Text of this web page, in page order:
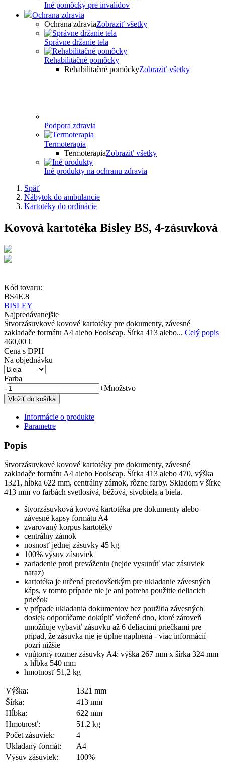
Iné pomôcky pre invalidov
Ochrana zdravia
Ochrana zdraviaZobraziť všetky
Správne držanie tela
Rehabilitačné pomôcky
Rehabilitačné pomôckyZobraziť všetky
Podpora zdravia
Termoterapia
TermoterapiaZobraziť všetky
Iné produkty na ochranu zdravia
Späť
Nábytok do ambulancie
Kartotéky do ordinácie
Kovová kartotéka Bisley BS, 4-zásuvková
Kód tovaru:
BS4E.8
BISLEY
Najpredávanejšie
Štvorzásuvkové kovové kartotéky pre dokumenty, závesné
zakladače formátu A4 alebo Foolscap. Šírka 413 alebo... Celý popis
460,00 €
Cena s DPH
Na objednávku
Farba
-
+Množstvo
Informácie o produkte
Parametre
Popis
Štvorzásuvkové kovové kartotéky pre dokumenty, závesné
zakladače formátu A4 alebo Foolscap. Šírka 413 alebo 470, výška
1321, hĺbka 622 mm, centrálny zámok, rôzne farby. Skladom v šírke
413 mm vo farbách svetlosivá, béžová, sivobiela a biela.
štvorzásuvková kovová kartotéka pre dokumenty alebo
závesné kapsy formátu A4
zvarovaný korpus kartotéky
centrálny zámok
nosnosť jednej zásuvky 45 kg
100% výsuv zásuviek
zariadenie proti preváženiu (nejde vysunúť viac zásuviek
naraz)
kartotéka je určená predovšetkým pre ukladanie závesných
káps, v tomto prípade nie je ani potreba použitie deliacich
priečok
v prípade ukladania dokumentov bez použitia závesných
dosiek odporúčame dokúpiť vložené dno, ktoré zároveň
umožňuje vybaviť zásuvku až 6 deliacimi priečkami pre
prípad, že zásuvka nie je úplne naplnená - viac informácií
pozri nižšie
vnútorný rozmer zásuvky A4: výška 267 mm x šírka 324 mm
x hĺbka 540 mm
hmotnosť 51,2 kg
Výška:
1321 mm
Šírka:
413 mm
Hĺbka:
622 mm
Hmotnosť:
51.2 kg
Počet zásuviek:
4
Ukladaný formát:
A4
Výsuv zásuviek:
100%